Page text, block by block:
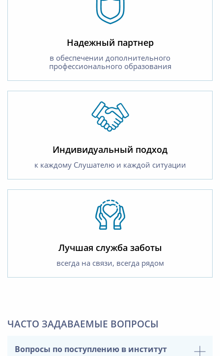
Надежный партнер
в обеспечении дополнительного
профессионального образования
Индивидуальный подход
к каждому Слушателю и каждой ситуации
Лучшая служба заботы
всегда на связи, всегда рядом
ЧАСТО ЗАДАВАЕМЫЕ ВОПРОСЫ
Вопросы по поступлению в институт